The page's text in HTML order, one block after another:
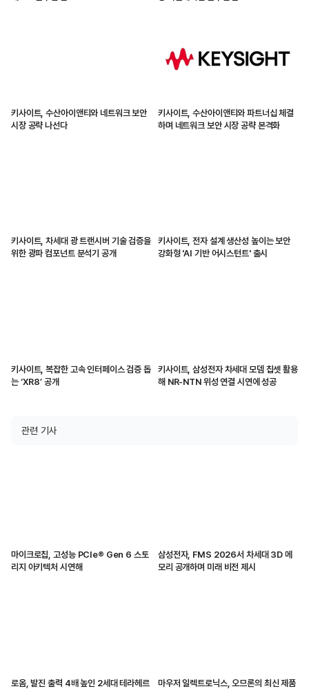
키사이트, 수산아이앤티와 네트워크 보안
시장 공략 나선다
키사이트, 수산아이앤티와 파트너십 체결
하며 네트워크 보안 시장 공략 본격화
키사이트, 차세대 광 트랜시버 기술 검증을
위한 광파 컴포넌트 분석기 공개
키사이트, 전자 설계 생산성 높이는 보안
강화형 'AI 기반 어시스턴트' 출시
키사이트, 복잡한 고속 인터페이스 검증 돕
는 ‘XR8’ 공개
키사이트, 삼성전자 차세대 모뎀 칩셋 활용
해 NR-NTN 위성 연결 시연에 성공
관련 기사
마이크로칩, 고성능 PCIe® Gen 6 스토
리지 아키텍처 시연해
삼성전자, FMS 2026서 차세대 3D 메
모리 공개하며 미래 비전 제시
로옴, 발진 출력 4배 높인 2세대 테라헤르
마우저 일렉트로닉스, 오므론의 최신 제품